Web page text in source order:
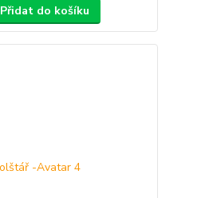
Přidat do košíku